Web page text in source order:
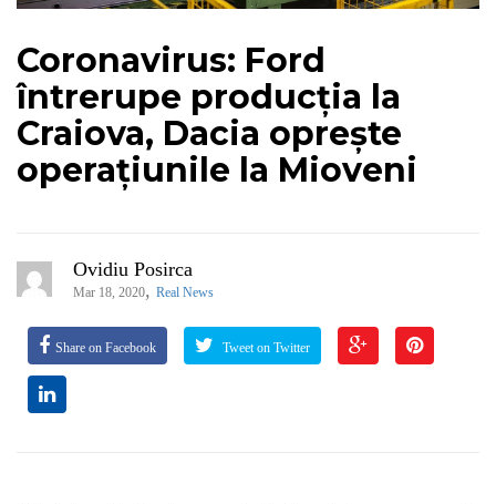
Coronavirus: Ford
întrerupe producția la
Craiova, Dacia oprește
operațiunile la Mioveni
Ovidiu Posirca
Mar 18, 2020, Real News
Share on Facebook Tweet on Twitter